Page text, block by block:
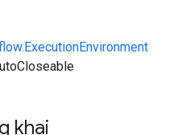
khai